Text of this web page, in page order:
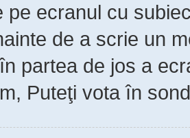
pe ecranul cu
de a scrie un
partea de jos a
Puteţi vota în